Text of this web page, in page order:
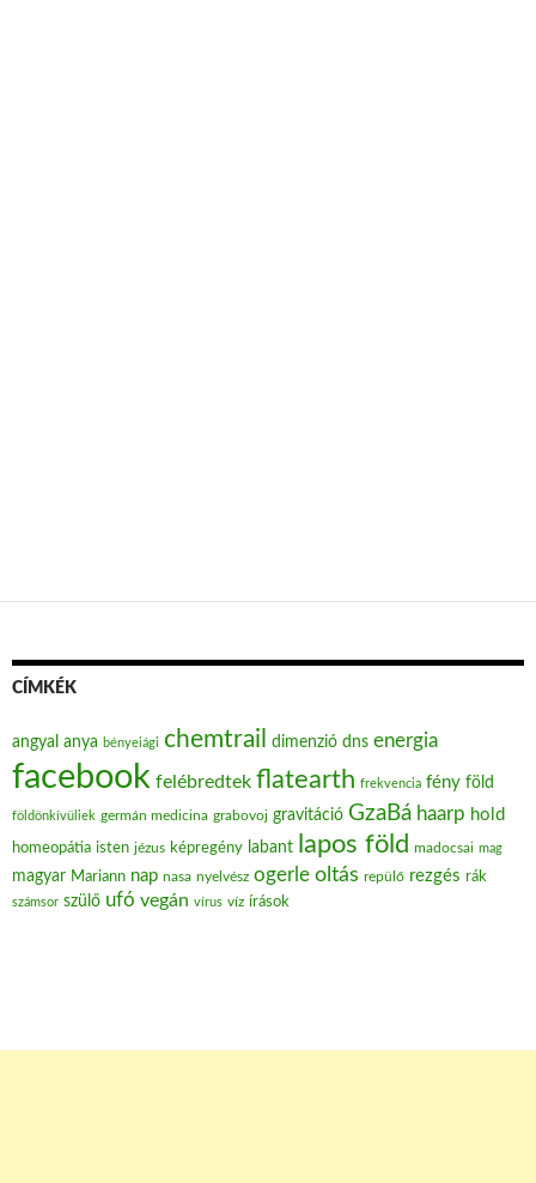
CÍMKÉK
angyal anya bényeiági chemtrail dimenzió dns energia
facebook felébredtek flatearth frekvencia fény föld
földönkívüliek germán medicina grabovoj gravitáció GzaBá haarp hold
homeopátia isten jézus képregény labant lapos föld madocsai mag
magyar Mariann nap nasa nyelvész ogerle oltás repülő rezgés rák
számsor szülő ufó vegán vírus víz írások